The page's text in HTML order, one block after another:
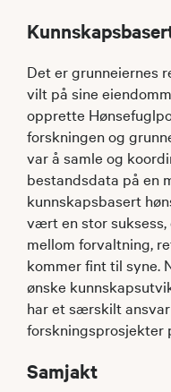
Det er grunneiernes
vilt på sine
opprette
forskningen og
var å samle og
bestandsdata på en
kunnskapsbasert
vært en stor
mellom forvaltning,
kommer fint til syne.
ønske
har et særskilt
forskningsprosjekter
Samjakt